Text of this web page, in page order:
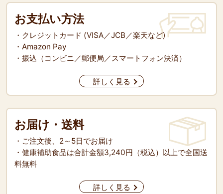
お支払い方法
・クレジットカード (VISA／JCB／楽天など)
・Amazon Pay
・振込（コンビニ／郵便局／スマートフォン決済）
詳しく見る
お届け・送料
・ご注文後、2～5日でお届け
・健康補助食品は合計金額3,240円（税込）以上で全国送
料無料
詳しく見る